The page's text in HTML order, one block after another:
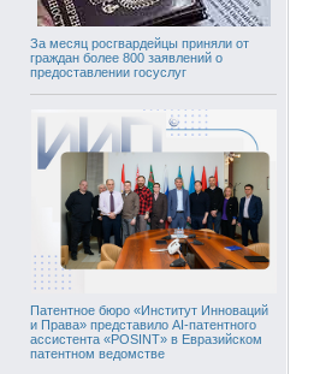
За месяц росгвардейцы приняли от
граждан более 800 заявлений о
предоставлении госуслуг
Патентное бюро «Институт Инноваций
и Права» представило AI-патентного
ассистента «POSINT» в Евразийском
патентном ведомстве